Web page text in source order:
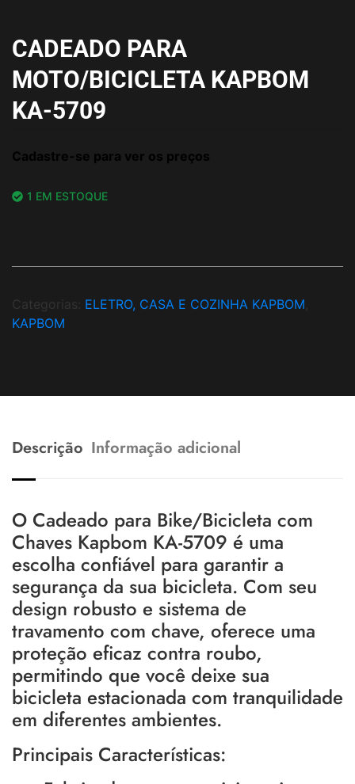
CADEADO PARA
MOTO/BICICLETA KAPBOM
KA-5709
Cadastre-se para ver os preços
1 EM ESTOQUE
Categorias: ELETRO, CASA E COZINHA KAPBOM
KAPBOM
Descrição Informação adicional
O Cadeado para Bike/Bicicleta com
Chaves Kapbom KA-5709 é uma
escolha confiável para garantir a
segurança da sua bicicleta. Com seu
design robusto e sistema de
travamento com chave, oferece uma
proteção eficaz contra roubo,
permitindo que você deixe sua
bicicleta estacionada com tranquilidade
em diferentes ambientes.
Principais Características: